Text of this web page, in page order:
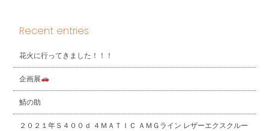
Recent entries
花火に行ってきました！！！
企画展
鯖の助
２０２１年Ｓ４００ｄ ４ＭＡＴＩＣ ＡＭＧライン レザーエクスクルー